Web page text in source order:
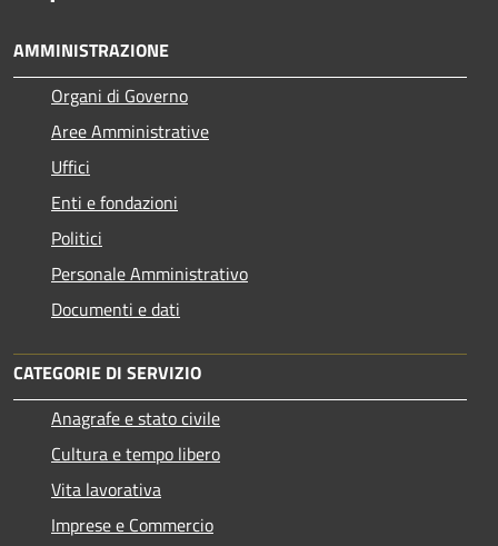
AMMINISTRAZIONE
Organi di Governo
Aree Amministrative
Uffici
Enti e fondazioni
Politici
Personale Amministrativo
Documenti e dati
CATEGORIE DI SERVIZIO
Anagrafe e stato civile
Cultura e tempo libero
Vita lavorativa
Imprese e Commercio